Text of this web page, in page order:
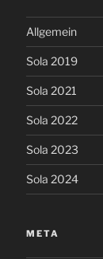
Allgemein
Sola 2019
Sola 2021
Sola 2022
Sola 2023
Sola 2024
META